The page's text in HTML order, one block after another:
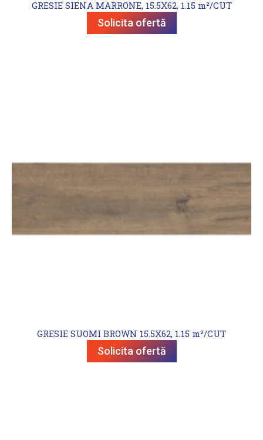
GRESIE SIENA MARRONE, 15.5X62, 1.15 m²/CUT
Solicita ofertă
GRESIE SUOMI BROWN 15.5X62, 1.15 m²/CUT
Solicita ofertă